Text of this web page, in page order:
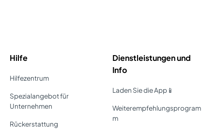
Hilfe
Hilfezentrum
Spezialangebot für
Unternehmen
Rückerstattung
Dienstleistungen und
Info
Laden Sie die App📱
Weiterempfehlungsprogram
m